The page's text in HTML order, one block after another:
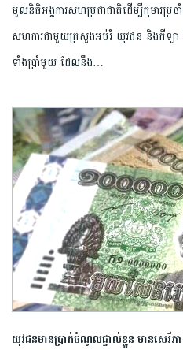
មូលនិធិអង្គការសហប្រជាជាតិដើម្បីកុមារ
សហការជាមួយក្រសួងអប់រំ យុវជន និងកីឡា
ទាំងប្រាំមួយ ដែលនឹង…
យុវជនមានប្រាក់ចំណូលផ្ទាល់ខ្លួន មានសេរី